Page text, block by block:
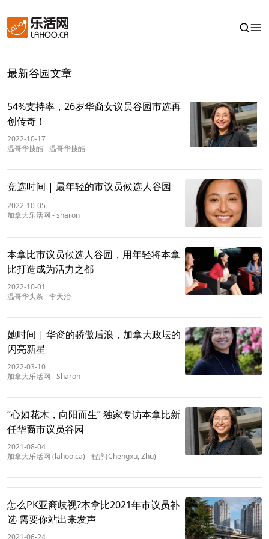
最新谷园文章
54%支持率，26岁华裔女议员谷园市选再
创传奇！
2022-10-17
温哥华搜酷-温哥华搜酷
竞选时间 | 最年轻的市议员候选人谷园
2022-10-05
加拿大乐活网 -sharon
本拿比市议员候选人谷园，用年轻将本拿
比打造成为活力之都
2022-10-01
温哥华头条 -李天治
她时间 | 华裔的骄傲后浪，加拿大政坛的
闪亮新星
2022-03-10
加拿大乐活网 -Sharon
“心如花木，向阳而生” 独家专访本拿比新
任华裔市议员谷园
2021-08-04
加拿大乐活网 (lahoo.ca) -程序(Chengxu, Zhu)
怎么PK亚裔歧视?本拿比2021年市议员补
选 需要你站出来发声
2021-06-24